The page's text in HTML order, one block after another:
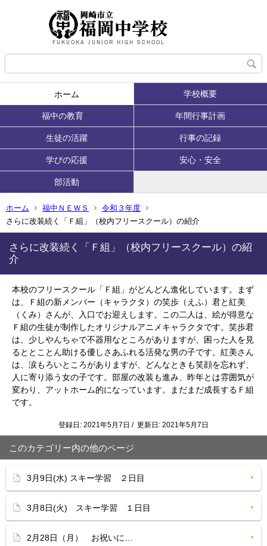
ホーム 学校概要
福中の教育 年間行事計画
生徒の活躍 行事の記録
学びの応援 安心・安全
部活動
ホーム 福中ＮＥＷＳ
令和３年度
さらに改装続く「Ｆ組」（校内フリースクール）の紹介
さらに改装続く「Ｆ組」（校内フリースクール）の紹
介
本校のフリースクール「Ｆ組」がどんどん進化しています。まず
は、Ｆ組の新メンバー（キャラクタ）の笑歩（えふ）君と紅美
（くみ）さんが、入口でお迎えします。この二人は、絵が得意な
Ｆ組の生徒が制作したオリジナルアニメキャラクタです。笑歩君
は、少しやんちゃで不器用なところがありますが、困った人を見
るととことん助ける優しさあふれる活発な男の子です。紅美さん
は、涙もろいところがありますが、どんなときも笑顔を忘れず、
人に寄り添う女の子です。部屋の改装も進み、昨年とは雰囲気が
変わり、アットホーム的になっています。まだまだ成長するＦ組
です。
登録日: 2021年5月7日 / 更新日: 2021年5月7日
このカテゴリー内の他のページ
3月9日(水) スキー学習 ２日目
3月8日(火) スキー学習 １日目
2月28日（月） お祝いに…